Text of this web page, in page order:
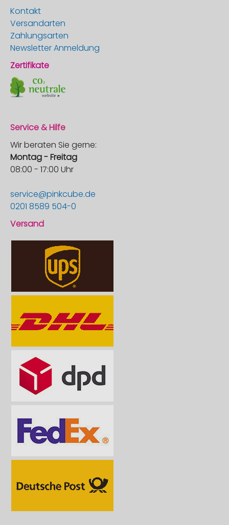
Kontakt
Versandarten
Zahlungsarten
Newsletter Anmeldung
Zertifikate
Service & Hilfe
Wir beraten Sie gerne:
Montag - Freitag
08:00 - 17:00 Uhr
service@pinkcube.de
0201 8589 504-0
Versand